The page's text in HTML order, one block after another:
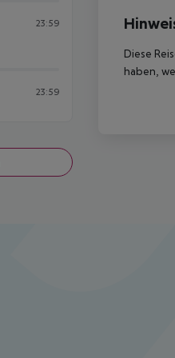
23:59
23:59
Diese
haben,